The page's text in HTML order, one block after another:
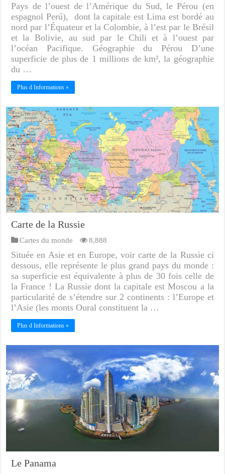
Pays de l’ouest de l’Amérique du Sud, le Pérou (en
espagnol Perú), dont la capitale est Lima est bordé au
nord par l’Équateur et la Colombie, à l’est par le Brésil
et la Bolivie, au sud par le Chili et à l’ouest par
l’océan Pacifique. Géographie du Pérou D’une
superficie de plus de 1 millions de km², la géographie
du …
Plus d Informations »
Carte de la Russie
Cartes du monde 8,888
Située en Asie et en Europe, voir carte de la Russie ci
dessous, elle représente le plus grand pays du monde :
sa superficie est équivalente à plus de 30 fois celle de
la France ! La Russie dont la capitale est Moscou a la
particularité de s’étendre sur 2 continents : l’Europe et
l’Asie (les monts Oural constituent la …
Plus d Informations »
Le Panama